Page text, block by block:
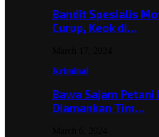
Bandit Spesialis
Curup, Keok di…
Kriminal
Bawa Sajam Petani
Diamankan Tim…